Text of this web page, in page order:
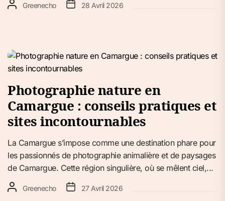
Greenecho 28 Avril 2026
Photographie nature en
Camargue : conseils pratiques et
sites incontournables
La Camargue s’impose comme une destination phare pour
les passionnés de photographie animalière et de paysages
de Camargue. Cette région singulière, où se mêlent ciel,...
Greenecho 27 Avril 2026